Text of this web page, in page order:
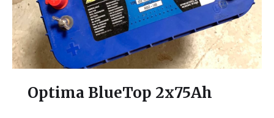
Optima BlueTop 2x75Ah